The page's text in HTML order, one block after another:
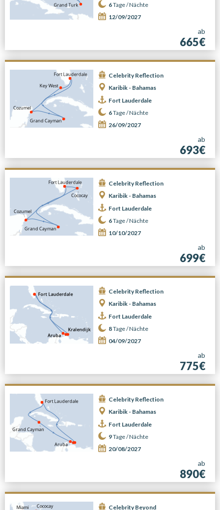
6Tage /Nächte
12/09/2027
ab
665€
Celebrity Reflection
Karibik - Bahamas
Fort Lauderdale
6Tage /Nächte
26/09/2027
ab
693€
Celebrity Reflection
Karibik - Bahamas
Fort Lauderdale
6Tage /Nächte
10/10/2027
ab
699€
Celebrity Reflection
Karibik - Bahamas
Fort Lauderdale
8Tage /Nächte
04/09/2027
ab
775€
Celebrity Reflection
Karibik - Bahamas
Fort Lauderdale
9Tage /Nächte
20/08/2027
ab
890€
Celebrity Beyond